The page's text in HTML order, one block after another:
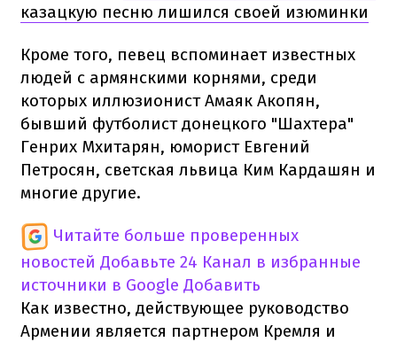
казацкую песню лишился своей изюминки
Кроме того, певец вспоминает известных
людей с армянскими корнями, среди
которых иллюзионист Амаяк Акопян,
бывший футболист донецкого "Шахтера"
Генрих Мхитарян, юморист Евгений
Петросян, светская львица Ким Кардашян и
многие другие.
Читайте больше проверенных
новостей Добавьте 24 Канал в избранные
источники в Google Добавить
Как известно, действующее руководство
Армении является партнером Кремля и